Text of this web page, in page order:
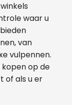
waar u
van
vulpennen.
kopen op de
of als u er